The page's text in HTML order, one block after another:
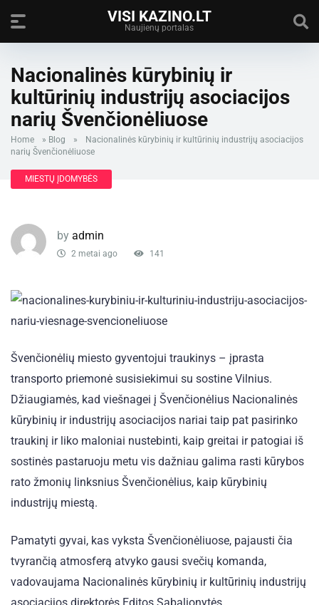
VISI KAZINO.LT
Naujienų portalas
Nacionalinės kūrybinių ir
kultūrinių industrijų asociacijos
narių Švenčionėliuose
Home » Blog »
Nacionalinės kūrybinių ir kultūrinių industrijų asociacijos
narių Švenčionėliuose
MIESTŲ ĮDOMYBĖS
by admin
2 metai ago 141
Švenčionėlių miesto gyventojui traukinys – įprasta
transporto priemonė susisiekimui su sostine Vilnius.
Džiaugiamės, kad viešnagei į Švenčionėlius Nacionalinės
kūrybinių ir industrijų asociacijos nariai taip pat pasirinko
traukinį ir liko maloniai nustebinti, kaip greitai ir patogiai iš
sostinės pastaruoju metu vis dažniau galima rasti kūrybos
rato žmonių linksnius Švenčionėlius, kaip kūrybinių
industrijų miestą.
Pamatyti gyvai, kas vyksta Švenčionėliuose, pajausti čia
tvyrančią atmosferą atvyko gausi svečių komanda,
vadovaujama Nacionalinės kūrybinių ir kultūrinių industrijų
asociacijos direktorės Editos Sabalionytės.